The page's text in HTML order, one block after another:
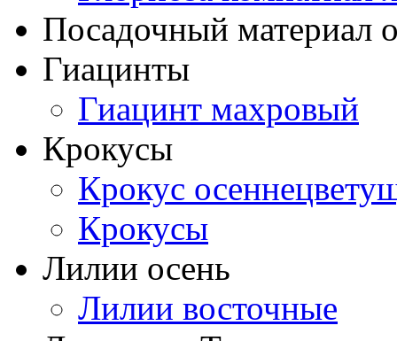
Посадочный материал
Гиацинты
Гиацинт махровый
Крокусы
Крокус
Крокусы
Лилии осень
Лилии восточные